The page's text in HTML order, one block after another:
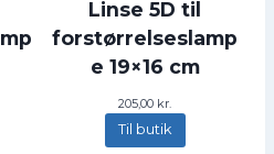
1
4
0
k
0
Linse 5D til
forstørrelseslamp
e 19×16 cm
205,00 kr.
Til butik